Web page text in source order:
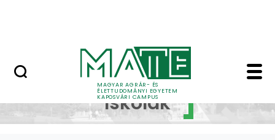
MAGYAR AGRÁR- ÉS
ÉLETTUDOMÁNYI EGYETEM
KAPOSVÁRI CAMPUS
Doktori Iskolák -
Doktori
Iskolák